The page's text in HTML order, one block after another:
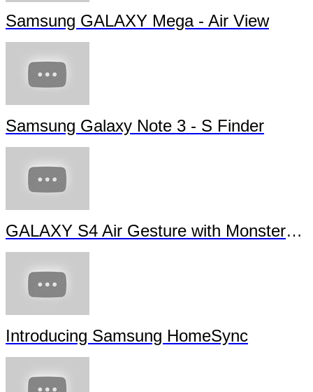
Samsung GALAXY Mega - Air View
Samsung Galaxy Note 3 - S Finder
GALAXY S4 Air Gesture with Monsters University
Introducing Samsung HomeSync